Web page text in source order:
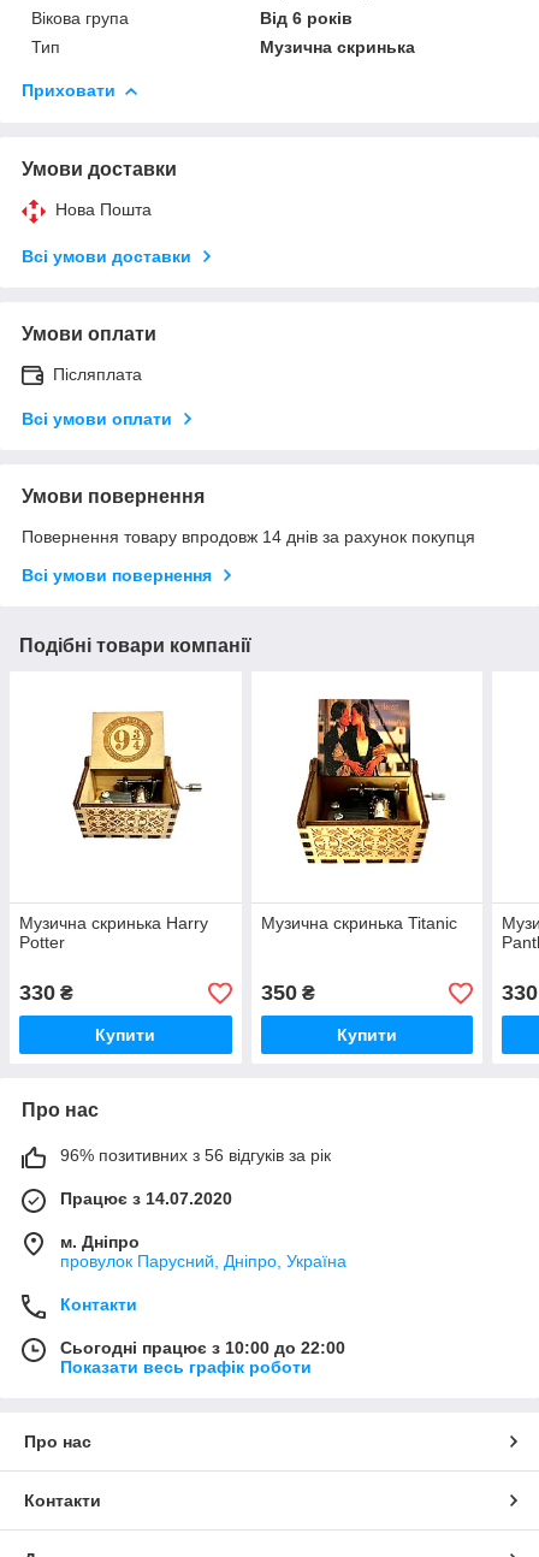
Вікова група
Від 6 років
Тип
Музична скринька
Приховати
Умови доставки
Нова Пошта
Всі умови доставки
Умови оплати
Післяплата
Всі умови оплати
Умови повернення
Повернення товару впродовж 14 днів за рахунок покупця
Всі умови повернення
Подібні товари компанії
Музична скринька Harry
Potter
330 ₴
Купити
Музична скринька Titanic
350₴
Купити
330
Про нас
96% позитивних з 56 відгуків за рік
Працює з 14.07.2020
м. Дніпро
провулок Парусний, Дніпро, Україна
Контакти
Сьогодні працює з 10:00 до 22:00
Показати весь графік роботи
Про нас
Контакти